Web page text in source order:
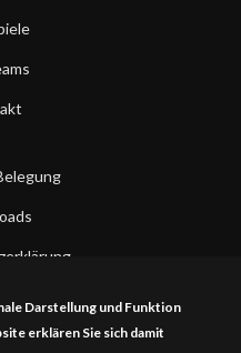
Darstellung und Funktion
erklären Sie sich damit